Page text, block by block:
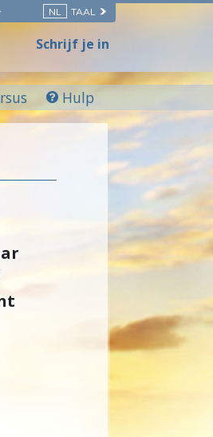
NL TAAL
Schrijf je in
Hulp